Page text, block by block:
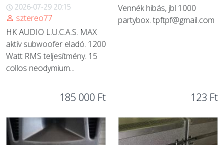
2026-07-29 20:15
sztereo77
HK AUDIO L.U.C.A.S. MAX
aktív subwoofer eladó. 1200
Watt RMS teljesítmény. 15
collos neodymium...
185 000 Ft
Vennék hibás, jbl 1000
partybox. tpftpf@gmail.com
123 Ft